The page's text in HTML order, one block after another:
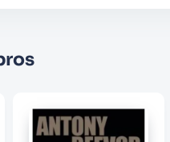
Correo electrónico